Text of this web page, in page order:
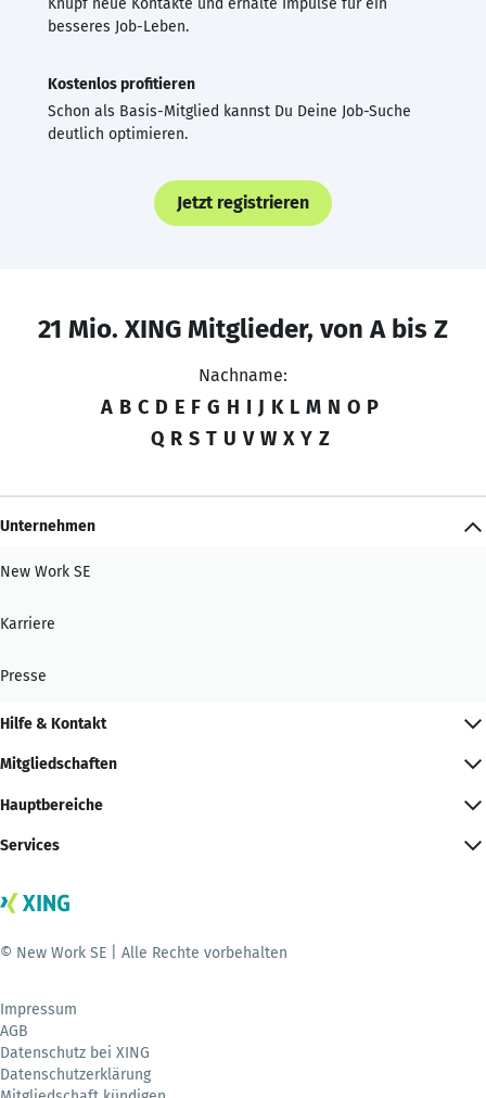
besseres Job-Leben.
Kostenlos profitieren
Schon als Basis-Mitglied kannst Du Deine Job-Suche
deutlich optimieren.
Jetzt registrieren
21 Mio. XING Mitglieder, von A bis Z
Nachname:
A B C D E F G H I J K L M N O P
Q R S T U V W X Y Z
Unternehmen
New Work SE
Karriere
Presse
Hilfe & Kontakt
Mitgliedschaften
Hauptbereiche
Services
© New Work SE | Alle Rechte vorbehalten
Impressum
AGB
Datenschutz bei XING
Datenschutzerklärung